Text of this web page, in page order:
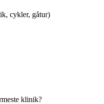
cykler, gåtur)
klinik?